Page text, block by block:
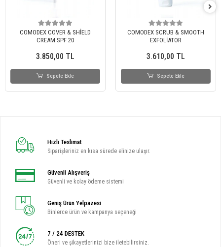
COMODEX COVER & SHİELD
CREAM SPF 20
3.850,00 TL
Sepete Ekle
COMODEX SCRUB & SMOOTH
EXFOLİATOR
3.610,00 TL
Sepete Ekle
Hızlı Teslimat
Siparişleriniz en kısa sürede elinize ulaşır.
Güvenli Alışveriş
Güvenli ve kolay ödeme sistemi
Geniş Ürün Yelpazesi
Binlerce ürün ve kampanya seçeneği
7 / 24 DESTEK
Öneri ve şikayetlerinizi bize iletebilirsiniz.